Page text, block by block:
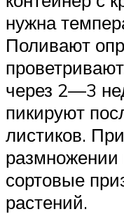
нужна
Поливают
через 2—3
пикируют
листиков.
размножении
сортовые
растений.